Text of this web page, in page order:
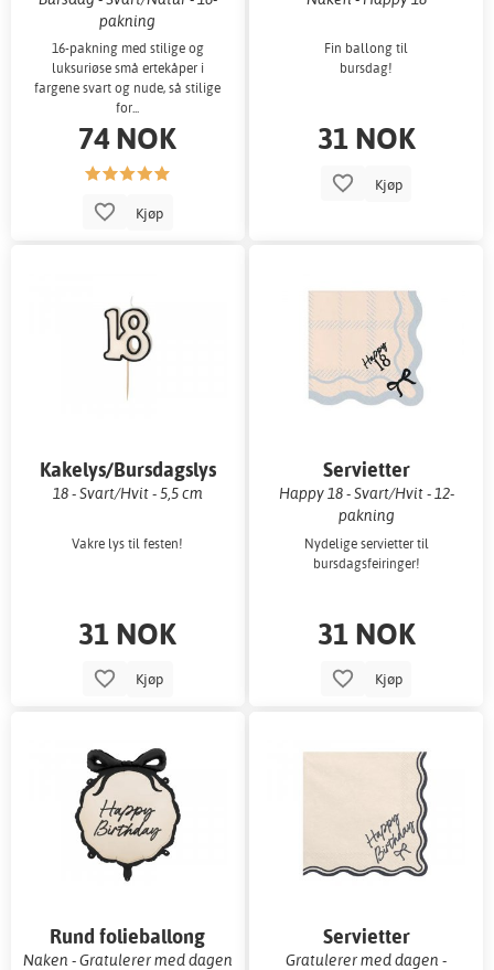
pakning
16-pakning med stilige og
luksuriøse små ertekåper i
fargene svart og nude, så stilige
for...
74 NOK
Kjøp
Fin ballong til
bursdag!
31 NOK
Kjøp
Kakelys/Bursdagslys
18 - Svart/Hvit - 5,5 cm
Vakre lys til festen!
31 NOK
Kjøp
Servietter
Happy 18 - Svart/Hvit - 12-
pakning
Nydelige servietter til
bursdagsfeiringer!
31 NOK
Kjøp
Rund folieballong
Naken - Gratulerer med dagen
Servietter
Gratulerer med dagen -